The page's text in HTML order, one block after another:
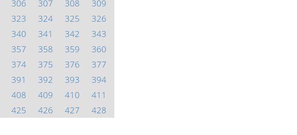
306 307 308
309
323 324 325
326
340 341 342
343
357 358 359
360
374 375 376
377
391 392 393
394
408 409 410
411
425 426 427
428